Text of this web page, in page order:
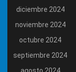
diciembre 2024
noviembre 2024
octubre 2024
septiembre 2024
agosto 2024